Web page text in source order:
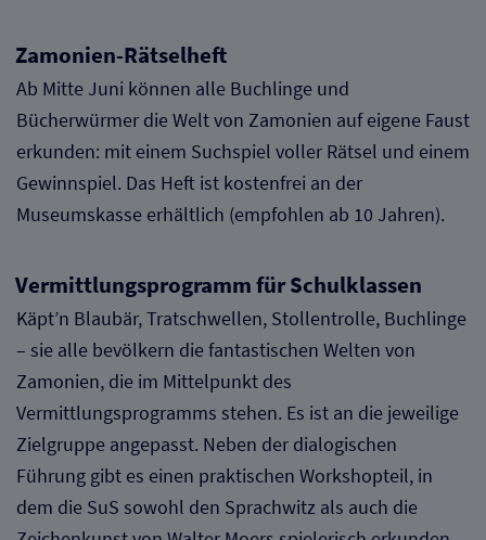
Zamonien-Rätselheft
Ab Mitte Juni können alle Buchlinge und
Bücherwürmer die Welt von Zamonien auf eigene Faust
erkunden: mit einem Suchspiel voller Rätsel und einem
Gewinnspiel. Das Heft ist kostenfrei an der
Museumskasse erhältlich (empfohlen ab 10 Jahren).
Vermittlungsprogramm für Schulklassen
Käpt’n Blaubär, Tratschwellen, Stollentrolle, Buchlinge
– sie alle bevölkern die fantastischen Welten von
Zamonien, die im Mittelpunkt des
Vermittlungsprogramms stehen. Es ist an die jeweilige
Zielgruppe angepasst. Neben der dialogischen
Führung gibt es einen praktischen Workshopteil, in
dem die SuS sowohl den Sprachwitz als auch die